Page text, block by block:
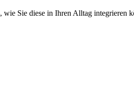
Sie diese in Ihren Alltag